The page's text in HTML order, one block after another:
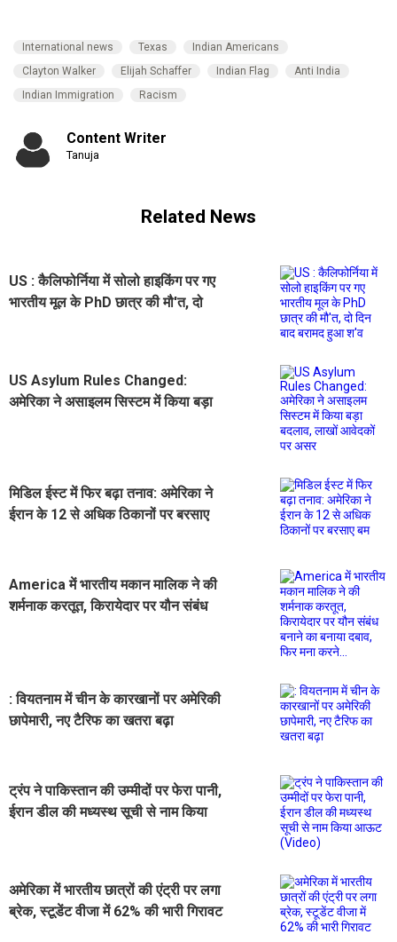
International news Texas
Indian Americans
Clayton Walker
Elijah Schaffer Indian Flag
Anti India
Indian Immigration
Racism
Content Writer
Tanuja
Related News
US : कैलिफोर्निया में सोलो हाइकिंग पर गए
भारतीय मूल के PhD छात्र की मौ'त, दो
US Asylum Rules Changed:
अमेरिका ने असाइलम सिस्टम में किया बड़ा
मिडिल ईस्ट में फिर बढ़ा तनाव: अमेरिका ने
ईरान के 12 से अधिक ठिकानों पर बरसाए
America में भारतीय मकान मालिक ने की
शर्मनाक करतूत, किरायेदार पर यौन संबंध
: वियतनाम में चीन के कारखानों पर अमेरिकी
छापेमारी, नए टैरिफ का खतरा बढ़ा
ट्रंप ने पाकिस्तान की उम्मीदों पर फेरा पानी,
ईरान डील की मध्यस्थ सूची से नाम किया
अमेरिका में भारतीय छात्रों की एंट्री पर लगा
ब्रेक, स्टूडेंट वीजा में 62% की भारी गिरावट